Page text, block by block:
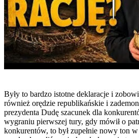
Play
Były to bardzo istotne deklaracje i
również orędzie republikańskie i
prezydenta Dudę szacunek dla
wygraniu pierwszej tury, gdy mówił o
konkurentów, to był zupełnie nowy ton